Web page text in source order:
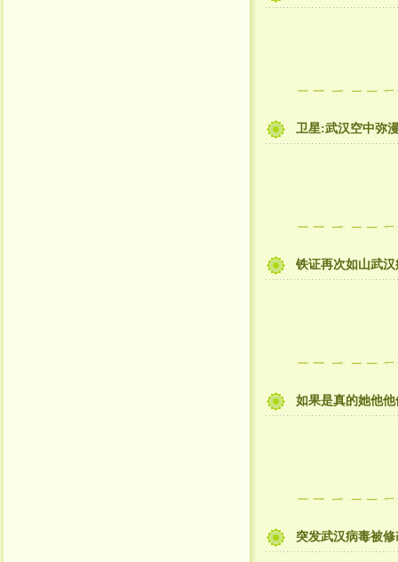
卫星:武汉空中弥
铁证再次如山武
如果是真的她他
突发武汉病毒被